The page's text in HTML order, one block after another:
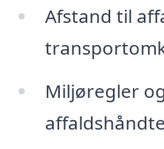
Afstand til
Miljøregler